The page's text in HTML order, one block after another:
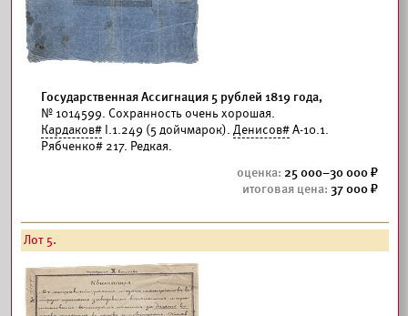
Государственная Ассигнация 5 рублей 1819 года,
№ 1014599. Сохранность очень хорошая.
Кардаков# I.1.249 (5 дойчмарок). Денисов#А-10.1.
Рябченко# 217. Редкая.
25 000–30 000
37 000
Лот 5.